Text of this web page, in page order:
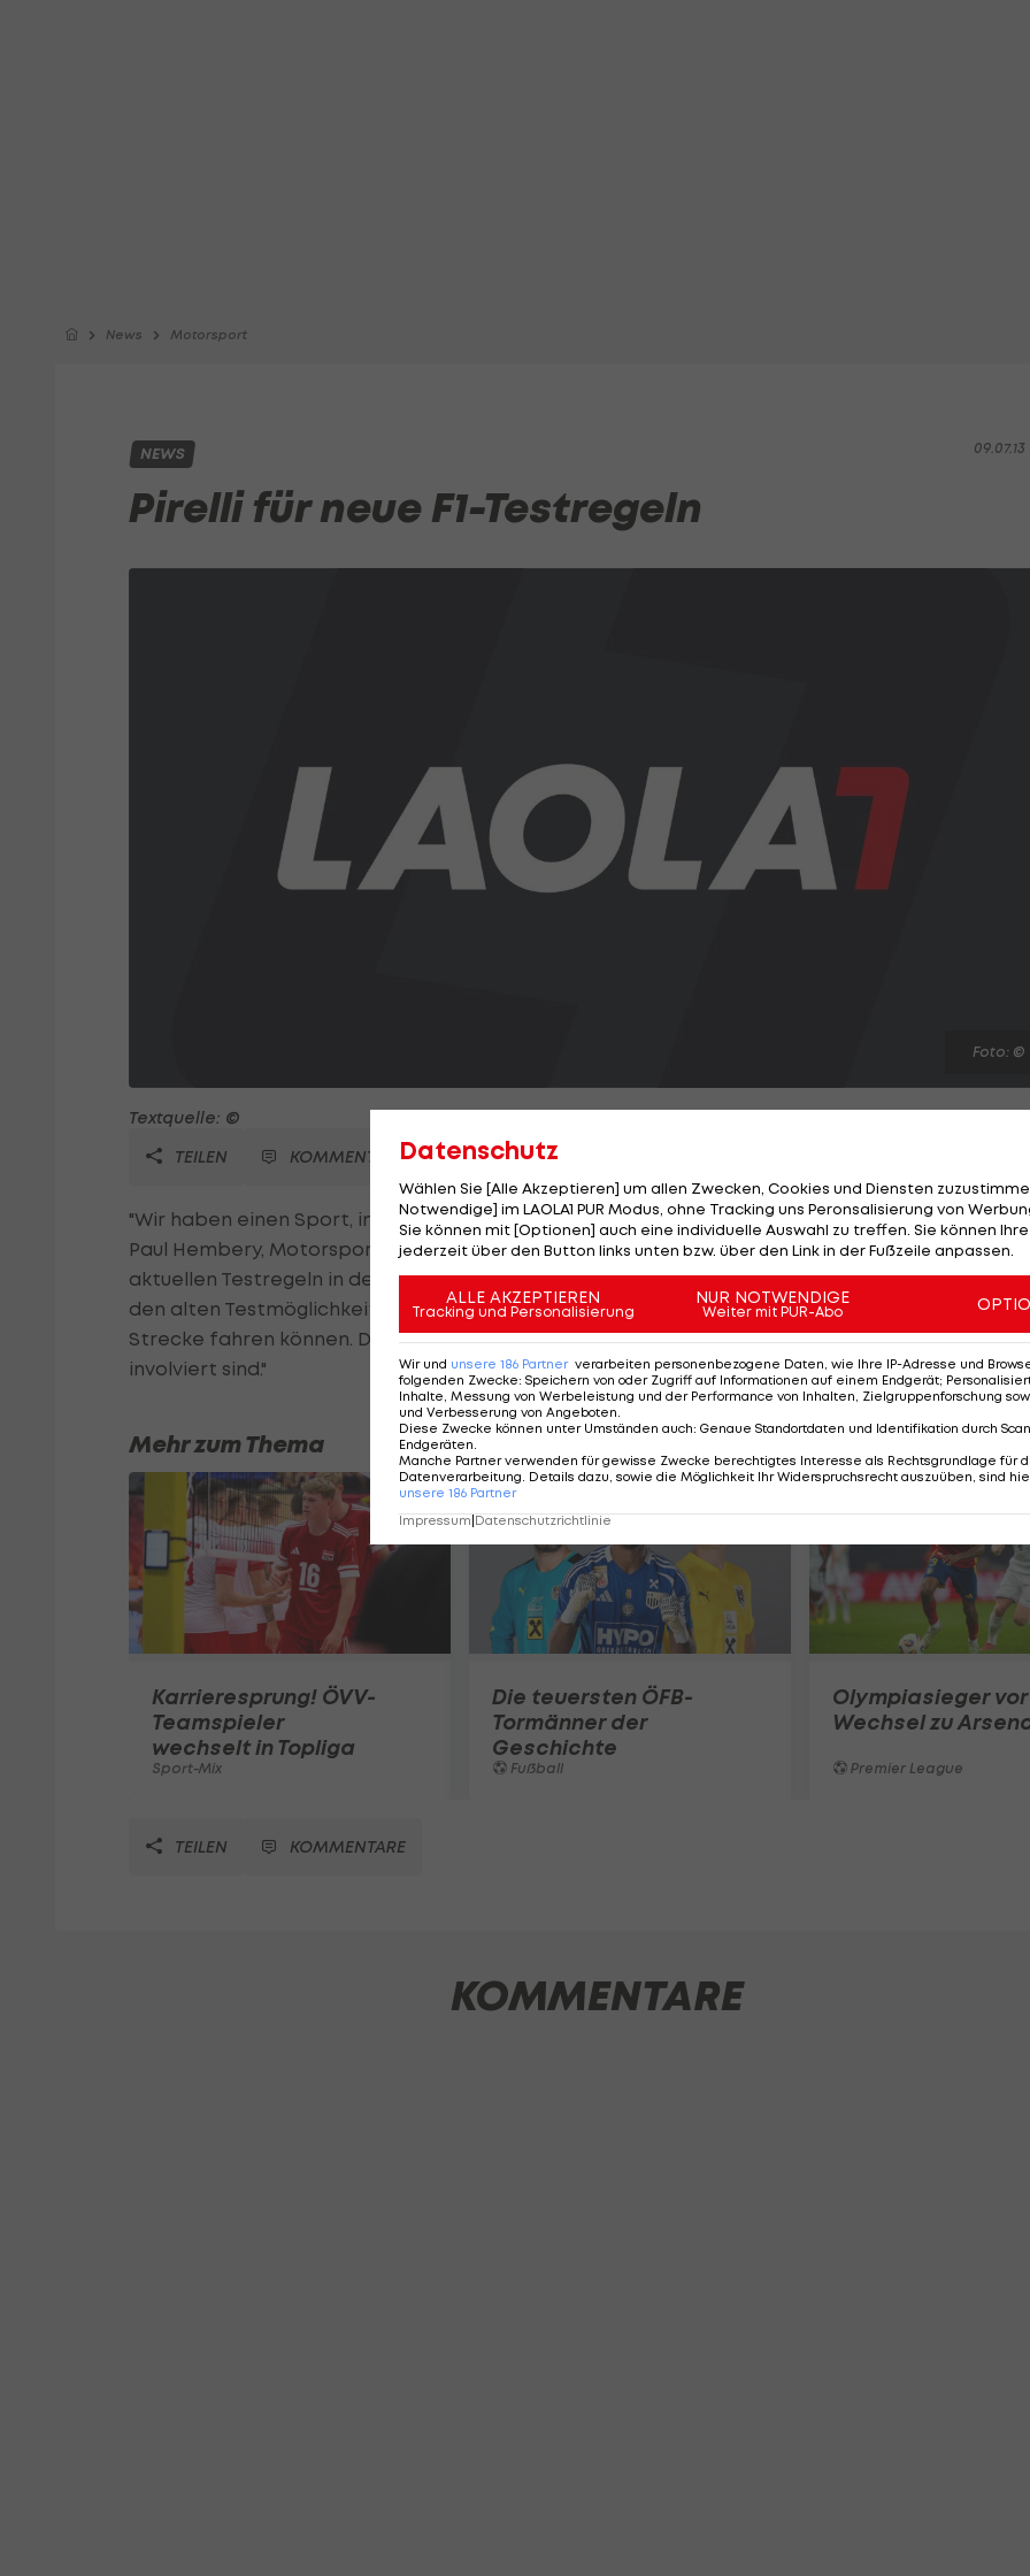
News Motorsport
09.07.13
NEWS
Pirelli für neue F1-Testregeln
Foto: ©
Textquelle: ©
TEILEN
KOMMENTARE
"Wir haben einen Sport, in dem die Fahrer nicht fahren dürfen. Das ist ein bisschen bizarr", greift
Paul Hembery, Motorsportchef von Formel-1-Reifenhersteller Pirelli, gegenüber der "dpa" die
aktuellen Testregeln in der Königsklasse des Motorsports an. "Es geht nicht darum, wieder voll
den alten Testmöglichkeiten zurückzukehren, aber dass die Fahrer einfach wieder auf der
Strecke fahren können. Das würde ja nicht nur uns helfen, sondern allen, die in den Sport
involviert sind."
Mehr zum Thema
Karrieresprung! ÖVV-
Teamspieler
wechselt in Topliga
Sport-Mix
Die teuersten ÖFB-
Tormänner der
Geschichte
Fußball
Olympiasieger vor
Wechsel zu
Premier League
TEILEN KOMMENTARE
KOMMENTARE
Datenschutz
Wählen Sie [Alle Akzeptieren] um allen Zwecken, Cookies und Diensten
Notwendige] im LAOLA1 PUR Modus, ohne Tracking uns Peronsalisierung von
Sie können mit [Optionen] auch eine individuelle Auswahl zu treffen. Sie können
jederzeit über den Button links unten bzw. über den Link in der Fußzeile anpassen.
ALLE AKZEPTIEREN
Tracking und Personalisierung
NUR NOTWENDIGE
Weiter mit PUR-Abo
Wir und unsere 186 Partner verarbeiten personenbezogene Daten, wie Ihre IP-Adresse und
folgenden Zwecke: Speichern von oder Zugriff auf Informationen auf einem Endgerät;
Inhalte, Messung von Werbeleistung und der Performance von Inhalten, Zielgruppenforschung
und Verbesserung von Angeboten
Diese Zwecke können unter Umständen auch: Genaue Standortdaten und Identifikation durch
Endgeräten
Manche Partner verwenden für gewisse Zwecke berechtigtes Interesse als Rechtsgrundlage für
Datenverarbeitung. Details dazu, sowie die Möglichkeit Ihr Widerspruchsrecht auszuüben, sind
unsere 186 Partner
Impressum|Datenschutzrichtlinie